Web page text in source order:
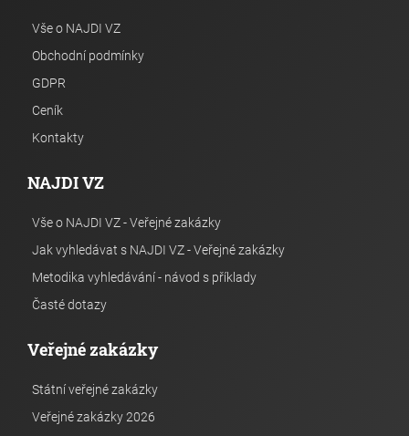
Vše o NAJDI VZ
Obchodní podmínky
GDPR
Ceník
Kontakty
NAJDI VZ
Vše o NAJDI VZ - Veřejné zakázky
Jak vyhledávat s NAJDI VZ - Veřejné zakázky
Metodika vyhledávání - návod s příklady
Časté dotazy
Veřejné zakázky
Státní veřejné zakázky
Veřejné zakázky 2026